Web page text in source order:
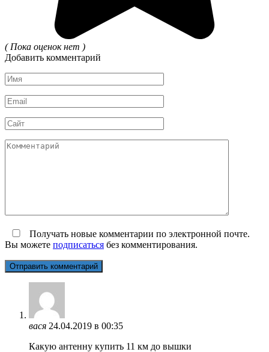
( Пока оценок нет )
Добавить комментарий
Имя
*
Email
*
Сайт
Комментарий
Получать новые комментарии по электронной почте.
Вы можете подписаться без комментирования.
вася 24.04.2019 в 00:35
Какую антенну купить 11 км до вышки